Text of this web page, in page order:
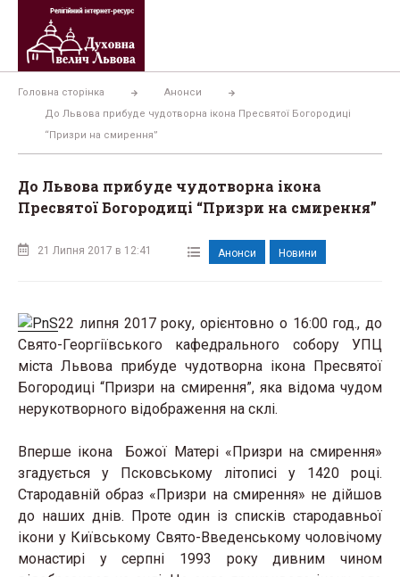
Перейти
вмісту
Головна сторінка
Анонси
До Львова прибуде чудотворна ікона Пресвятої Богородиці
“Призри на смирення”
До Львова прибуде чудотворна ікона
Пресвятої Богородиці “Призри на смирення”
21 Липня 2017 в 12:41 Анонси Новини
22 липня 2017 року, орієнтовно о 16:00 год., до
Свято-Георгіївського кафедрального собору УПЦ
міста Львова прибуде чудотворна ікона Пресвятої
Богородиці “Призри на смирення”, яка відома чудом
нерукотворного відображення на склі.
Вперше ікона Божої Матері «Призри на смирення»
згадується у Псковському літописі у 1420 році.
Стародавній образ «Призри на смирення» не дійшов
до наших днів. Проте один із списків стародавньої
ікони у Київському Свято-Введенському чоловічому
монастирі у серпні 1993 року дивним чином